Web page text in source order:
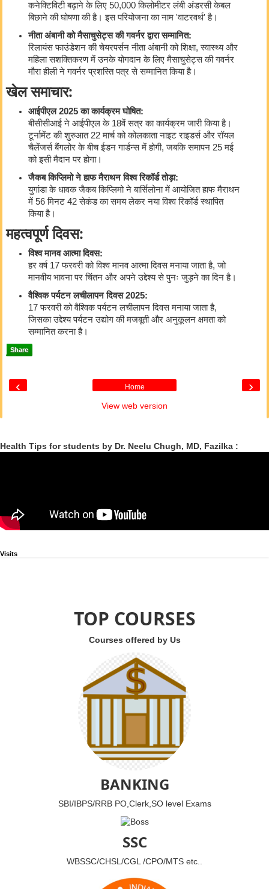
कनेक्टिविटी बढ़ाने के लिए 50,000 किलोमीटर लंबी अंडरसी केबल
बिछाने की घोषणा की है। इस परियोजना का नाम 'वाटरवर्थ' है।
नीता अंबानी को मैसाचुसेट्स की गवर्नर द्वारा सम्मानित:
रिलायंस फाउंडेशन की चेयरपर्सन नीता अंबानी को शिक्षा, स्वास्थ्य और
महिला सशक्तिकरण में उनके योगदान के लिए मैसाचुसेट्स की गवर्नर
मौरा हीली ने गवर्नर प्रशस्ति पत्र से सम्मानित किया है।
खेल समाचार:
आईपीएल 2025 का कार्यक्रम घोषित:
बीसीसीआई ने आईपीएल के 18वें सत्र का कार्यक्रम जारी किया है।
टूर्नामेंट की शुरुआत 22 मार्च को कोलकाता नाइट राइडर्स और रॉयल
चैलेंजर्स बैंगलोर के बीच ईडन गार्डन्स में होगी, जबकि समापन 25 मई
को इसी मैदान पर होगा।
जैकब किप्लिमो ने हाफ मैराथन विश्व रिकॉर्ड तोड़ा:
युगांडा के धावक जैकब किप्लिमो ने बार्सिलोना में आयोजित हाफ मैराथन
में 56 मिनट 42 सेकंड का समय लेकर नया विश्व रिकॉर्ड स्थापित
किया है।
महत्वपूर्ण दिवस:
विश्व मानव आत्मा दिवस:
हर वर्ष 17 फरवरी को विश्व मानव आत्मा दिवस मनाया जाता है, जो
मानवीय भावना पर चिंतन और अपने उद्देश्य से पुनः जुड़ने का दिन है।
वैश्विक पर्यटन लचीलापन दिवस 2025:
17 फरवरी को वैश्विक पर्यटन लचीलापन दिवस मनाया जाता है,
जिसका उद्देश्य पर्यटन उद्योग की मजबूती और अनुकूलन क्षमता को
सम्मानित करना है।
Share
‹ ›
Home
View web version
Health Tips for students by Dr. Neelu Chugh, MD, Fazilka :
Visits
TOP COURSES
Courses offered by Us
BANKING
SBI/IBPS/RRB PO,Clerk,SO level Exams
SSC
WBSSC/CHSL/CGL /CPO/MTS etc..